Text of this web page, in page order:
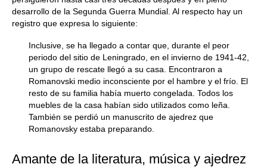
desarrollo de la Segunda Guerra Mundial. Al respecto hay un
registro que expresa lo siguiente:
Inclusive, se ha llegado a contar que, durante el peor
periodo del sitio de Leningrado, en el invierno de 1941-42,
un grupo de rescate llegó a su casa. Encontraron a
Romanovski medio inconsciente por el hambre y el frío. El
resto de su familia había muerto congelada. Todos los
muebles de la casa habían sido utilizados como leña.
También se perdió un manuscrito de ajedrez que
Romanovsky estaba preparando.
Amante de la literatura, música y ajedrez